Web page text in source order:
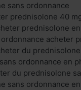
sans ordonnance
prednisolone 40
prednisolone
acheter
du prednisolone
ordonnance en
du prednisolone
sans ordonnance